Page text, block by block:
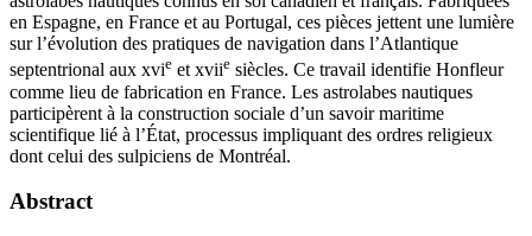
en Espagne, en France et au Portugal, ces pièces jettent une lumière
sur l’évolution des pratiques de navigation dans l’Atlantique
septentrional aux xvie etxviie siècles. Ce travail identifie Honfleur
comme lieu de fabrication en France. Les astrolabes nautiques
participèrent à la construction sociale d’un savoir maritime
scientifique lié à l’État, processus impliquant des ordres religieux
dont celui des sulpiciens de Montréal.
Abstract